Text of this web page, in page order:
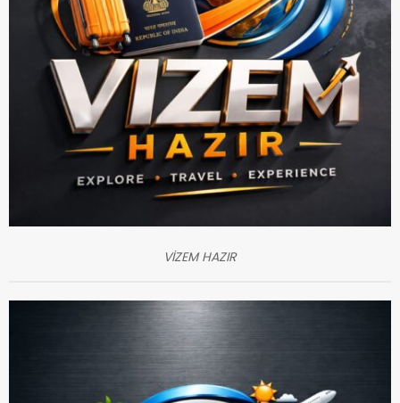
VİZEM HAZIR